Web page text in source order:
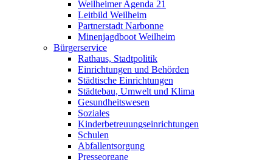
Weilheimer Agenda 21
Leitbild Weilheim
Partnerstadt Narbonne
Minenjagdboot Weilheim
Bürgerservice
Rathaus, Stadtpolitik
Einrichtungen und Behörden
Städtische Einrichtungen
Städtebau, Umwelt und Klima
Gesundheitswesen
Soziales
Kinderbetreuungseinrichtungen
Schulen
Abfallentsorgung
Presseorgane